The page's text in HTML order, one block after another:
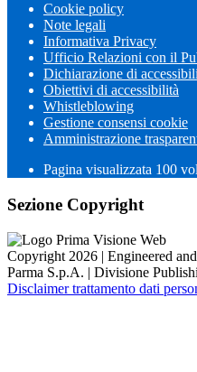
Cookie policy
Note legali
Informativa Privacy
Ufficio Relazioni con il
Dichiarazione di
Obiettivi di accessibilità
Whistleblowing
Gestione consensi cookie
Amministrazione
Pagina visualizzata 100
Sezione Copyright
Copyright 2026 | Engineered
Parma S.p.A. | Divisione
Disclaimer trattamento dati